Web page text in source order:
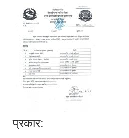
प्रकार: